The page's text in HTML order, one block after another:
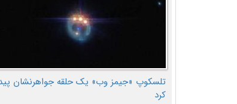
تلسکوپ «جیمز وب» یک حلقه جواهرنشان
کرد